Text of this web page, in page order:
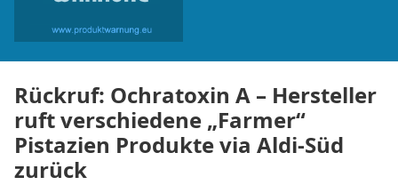
Rückruf: Ochratoxin A – Hersteller
ruft verschiedene „Farmer“
Pistazien Produkte via Aldi-Süd
zurück